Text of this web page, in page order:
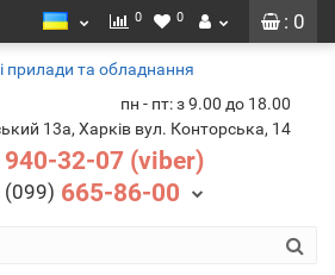
: 0
0 0
пн - пт: з 9.00 до 18.00
13а, Харків вул. Конторська, 14
940-32-07 (viber)
(099) 665-86-00